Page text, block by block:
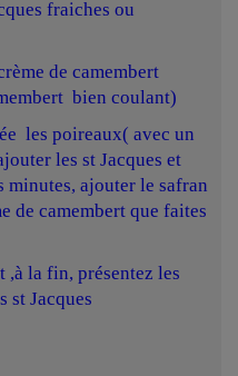
fraiches ou
de camembert
bien coulant)
les poireaux( avec un
les st Jacques et
minutes, ajouter le safran
de camembert que faites
,à la fin, présentez les
st Jacques